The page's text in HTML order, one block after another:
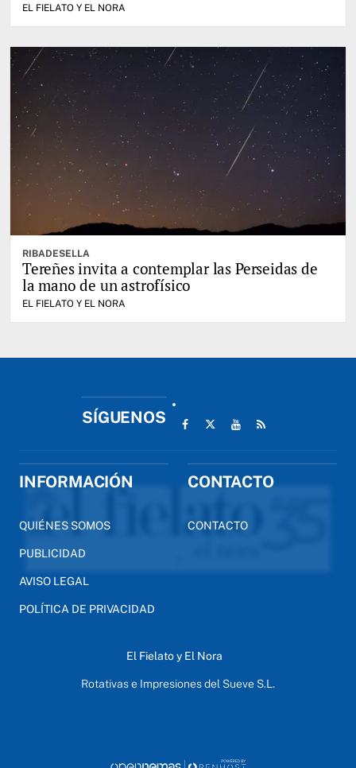
EL FIELATO Y EL NORA
RIBADESELLA
Tereñes invita a contemplar las Perseidas de
la mano de un astrofísico
EL FIELATO Y EL NORA
SÍGUENOS
INFORMACIÓN
QUIÉNES SOMOS
PUBLICIDAD
AVISO LEGAL
POLÍTICA DE PRIVACIDAD
CONTACTO
CONTACTO
El Fielato y El Nora
Rotativas e Impresiones del Sueve S.L.